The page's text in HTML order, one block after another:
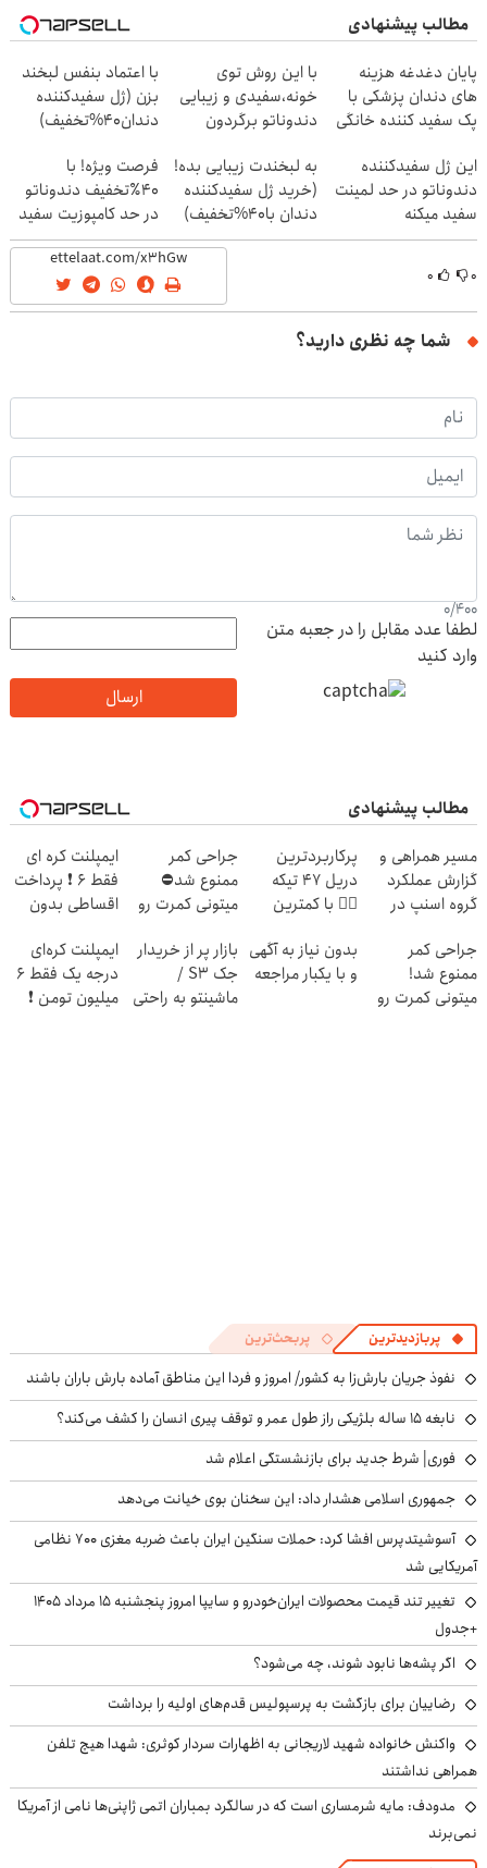
مطالب پیشنهادی
پایان دغدغه هزینه
های دندان پزشکی با
پک سفید کننده خانگی
با این روش توی
خونه،سفیدی و زیبایی
دندوناتو برگردون
با اعتماد بنفس لبخند
بزن (ژل سفیدکننده
دندان40%تخفیف)
این ژل سفیدکننده
دندوناتو در حد لمینت
سفید میکنه
(40%تخفیف)
به لبخندت زیبایی بده!
(خرید ژل سفیدکننده
دندان با40%تخفیف)
فرصت ویژه! با
40٪تخفیف دندوناتو
در حد کامپوزیت سفید
کن
۰ ۰
شما چه نظری دارید؟
0/400
لطفا عدد مقابل را در جعبه متن
وارد کنید
ارسال
مطالب پیشنهادی
مسیر همراهی و
گزارش عملکرد
گروه اسنپ در
پرکاربردترین
دریل 47 تیکه
👈🏻 با کمترین
جراحی کمر
ممنوع شد⛔
میتونی کمرت رو
کنی! 👈🏻
پرسش‌نامه
ایمپلنت کره ای
فقط 6 ❗ پرداخت
اقساطی بدون
کتبی📣
جراحی کمر
ممنوع شد!
میتونی کمرت رو
بدون نیاز به آگهی
و با یکبار مراجعه
بازار پر از خریدار
جک S3 /
ماشینتو به راحتی
ایمپلنت کره‌ای
درجه یک فقط 6
میلیون تومن ❗
پربازدیدترین پربحث‌ترین
نفوذ جریان بارش‌زا به کشور/ امروز و فردا این مناطق آماده بارش باران باشند
نابغه ۱۵ ساله بلژیکی راز طول عمر و توقف پیری انسان را کشف می‌کند؟
فوری| شرط جدید برای بازنشستگی اعلام شد
جمهوری اسلامی هشدار داد: این سخنان بوی خیانت می‌دهد
آسوشیتدپرس افشا کرد: حملات سنگین ایران باعث ضربه مغزی ۷۰۰ نظامی
آمریکایی شد
تغییر تند قیمت محصولات ایران‌خودرو و سایپا امروز پنجشنبه ۱۵ مرداد ۱۴۰۵
+جدول
اگر پشه‌ها نابود شوند، چه می‌شود؟
رضاییان برای بازگشت به پرسپولیس قدم‌های اولیه را برداشت
واکنش خانواده شهید لاریجانی به اظهارات سردار کوثری: شهدا هیچ تلفن
همراهی نداشتند
مدودف: مایه شرمساری است که در سالگرد بمباران اتمی ژاپنی‌ها نامی از آمریکا
نمی‌برند